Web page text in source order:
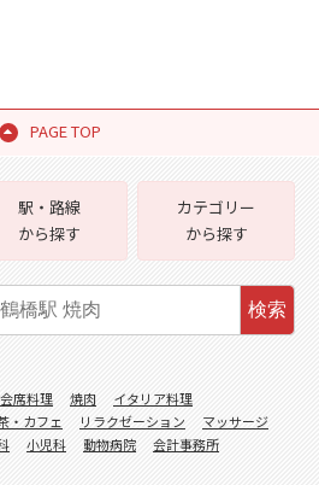
PAGE TOP
駅・路線
から探す
カテゴリー
から探す
検索
席料理 焼肉
イタリア料理
・カフェ リラクゼーション
マッサージ
小児科 動物病院
会計事務所